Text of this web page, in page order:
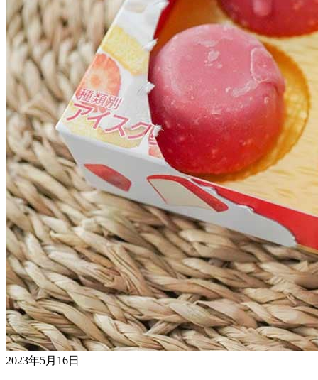
2023年5月16日